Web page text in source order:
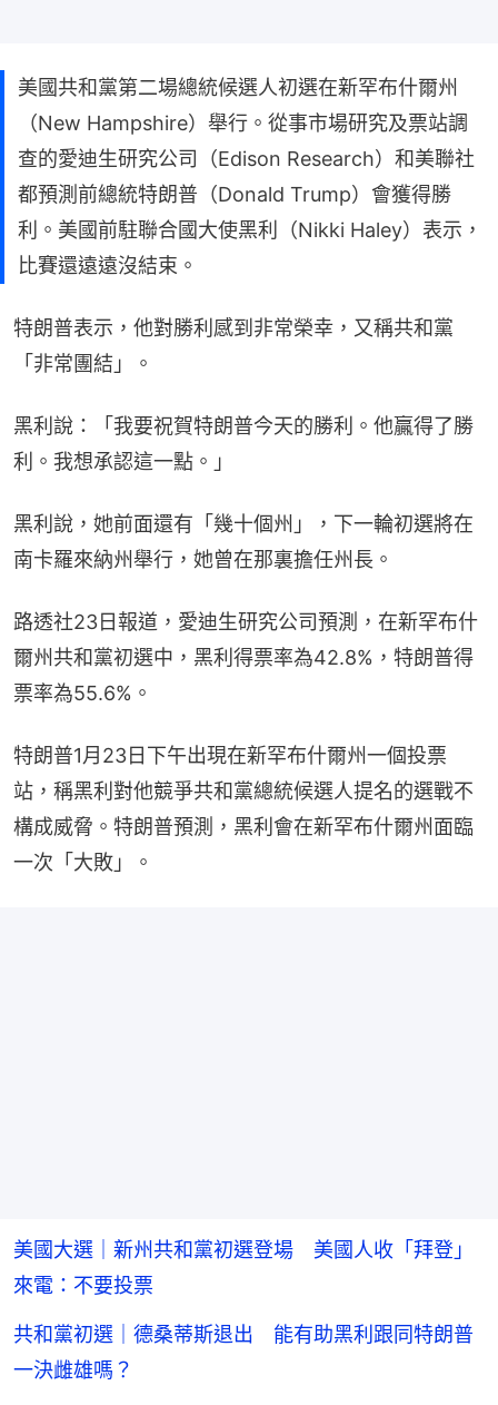
美國共和黨第二場總統候選人初選在新罕布什爾州
（New Hampshire）舉行。從事市場研究及票站調
查的愛迪生研究公司（Edison Research）和美聯社
都預測前總統特朗普（Donald Trump）會獲得勝
利。美國前駐聯合國大使黑利（Nikki Haley）表示，
比賽還遠遠沒結束。
特朗普表示，他對勝利感到非常榮幸，又稱共和黨
「非常團結」。
黑利說：「我要祝賀特朗普今天的勝利。他贏得了勝
利。我想承認這一點。」
黑利說，她前面還有「幾十個州」，下一輪初選將在
南卡羅來納州舉行，她曾在那裏擔任州長。
路透社23日報道，愛迪生研究公司預測，在新罕布什
爾州共和黨初選中，黑利得票率為42.8%，特朗普得
票率為55.6%。
特朗普1月23日下午出現在新罕布什爾州一個投票
站，稱黑利對他競爭共和黨總統候選人提名的選戰不
構成威脅。特朗普預測，黑利會在新罕布什爾州面臨
一次「大敗」。
美國大選｜新州共和黨初選登場 美國人收「拜登」
來電：不要投票
共和黨初選｜德桑蒂斯退出 能有助黑利跟同特朗普
一決雌雄嗎？